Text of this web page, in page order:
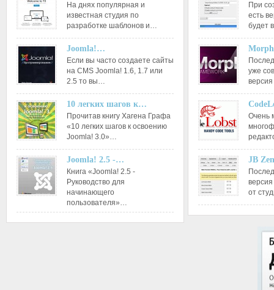
На днях популярная и
известная студия по
разработке шаблонов и…
Joomla!…
Если вы часто создаете сайты
на CMS Joomla! 1.6, 1.7 или
2.5 то вы…
10 легких шагов к…
Прочитав книгу Хагена Графа
«10 легких шагов к освоению
Joomla! 3.0»…
Joomla! 2.5 -…
Книга «Joomla! 2.5 -
Руководство для
начинающего
пользователя»…
При
есть
будет
уже
Очень
JB
от